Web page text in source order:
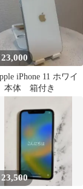
23,000
iPhone 11 ホワイ
本体 箱付き
23,500